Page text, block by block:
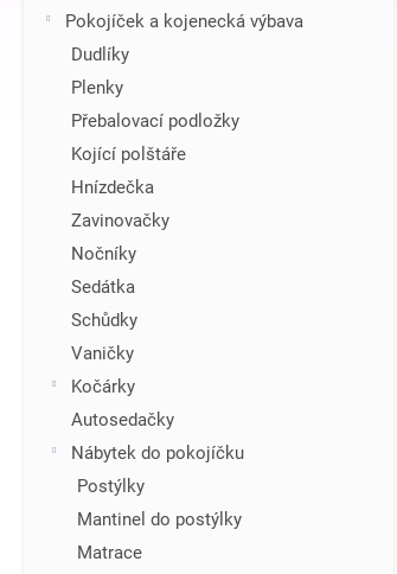
Pokojíček a kojenecká výbava
Dudlíky
Plenky
Přebalovací podložky
Kojící polštáře
Hnízdečka
Zavinovačky
Nočníky
Sedátka
Schůdky
Vaničky
Kočárky
Autosedačky
Nábytek do pokojíčku
Postýlky
Mantinel do postýlky
Matrace